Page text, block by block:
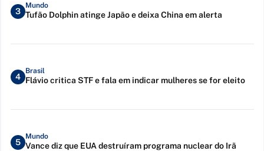
3
Mundo
Tufão Dolphin atinge Japão e deixa China em alerta
4
Brasil
Flávio critica STF e fala em indicar mulheres se for eleito
5
Mundo
Vance diz que EUA destruíram programa nuclear do Irã